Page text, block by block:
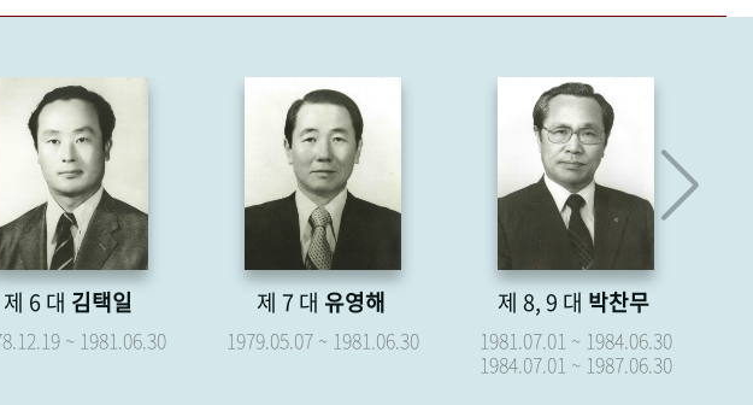
제 7 대유영해
1979.05.07 ~ 1981.06.30
제 8, 9 대박찬무
1981.07.01 ~ 1984.06.30
제 10 대장경식
1987.07.01 ~ 1987.09.15